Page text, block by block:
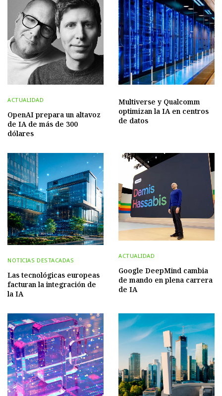
ACTUALIDAD
OpenAI prepara un altavoz
de IA de más de 300
dólares
Multiverse y Qualcomm
optimizan la IA en centros
de datos
NOTICIAS DESTACADAS
Las tecnológicas europeas
facturan la integración de
la IA
ACTUALIDAD
Google DeepMind cambia
de mando en plena carrera
de IA